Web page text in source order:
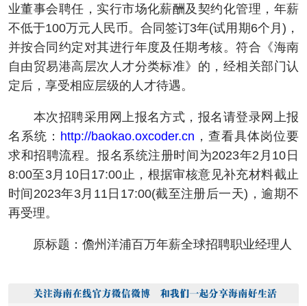
业董事会聘任，实行市场化薪酬及契约化管理，年薪
不低于100万元人民币。合同签订3年(试用期6个月)，
并按合同约定对其进行年度及任期考核。符合《海南
自由贸易港高层次人才分类标准》的，经相关部门认
定后，享受相应层级的人才待遇。
本次招聘采用网上报名方式，报名请登录网上报
名系统： http://baokao.oxcoder.cn ，查看具体岗位要
求和招聘流程。报名系统注册时间为2023年2月10日
8:00至3月10日17:00止，根据审核意见补充材料截止
时间2023年3月11日17:00(截至注册后一天)，逾期不
再受理。
原标题：儋州洋浦百万年薪全球招聘职业经理人